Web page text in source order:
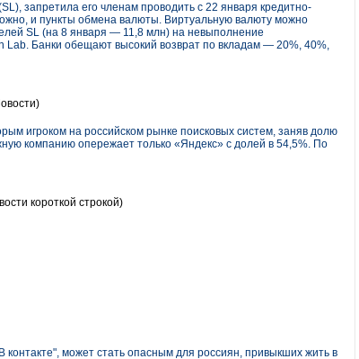
запретила его членам проводить с 22 января кредитно-
и пункты обмена валюты. Виртуальную валюту можно
SL (на 8 января — 11,8 млн) на невыполнение
Lab. Банки обещают высокий возврат по вкладам — 20%, 40%,
игроком на российском рынке поисковых систем, заняв долю
компанию опережает только «Яндекс» с долей в 54,5%. По
короткой строкой)
может стать опасным для россиян, привыкших жить в